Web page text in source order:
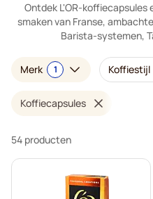
Ontdek L'OR-
smaken van Franse,
Barista-systemen,
Merk 1 Koffiestijl
Koffiecapsules
54 producten